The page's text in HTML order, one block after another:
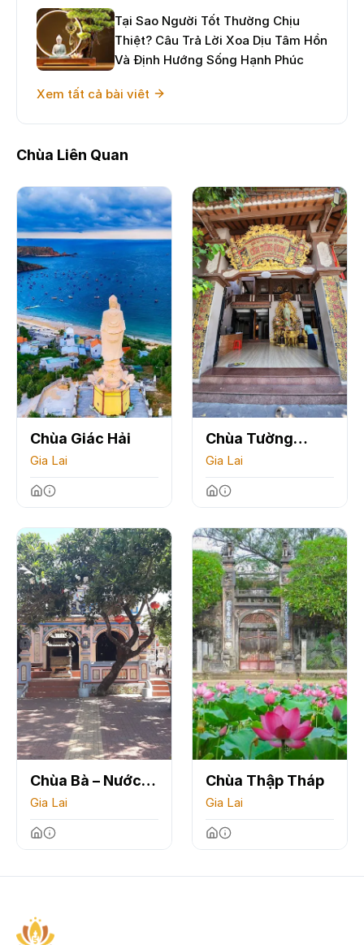
Tại Sao Người Tốt Thường Chịu
Thiệt? Câu Trả Lời Xoa Dịu Tâm Hồn
Và Định Hướng Sống Hạnh Phúc
Xem tất cả bài viêt
Chùa Liên Quan
Chùa Giác Hải
Gia Lai
Chùa Tường
Quang
Gia Lai
Chùa Bà – Nước
Mặn
Gia Lai
Chùa Thập Tháp
Gia Lai